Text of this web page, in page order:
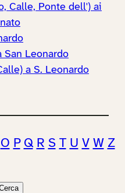
Calle, Ponte dell') ai
San Leonardo
a S. Leonardo
O P Q R S T U V W Z